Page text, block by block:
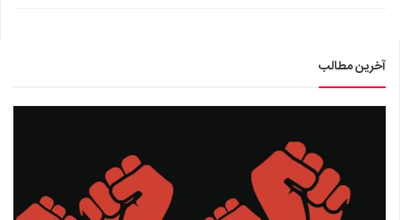
آخرین مطالب